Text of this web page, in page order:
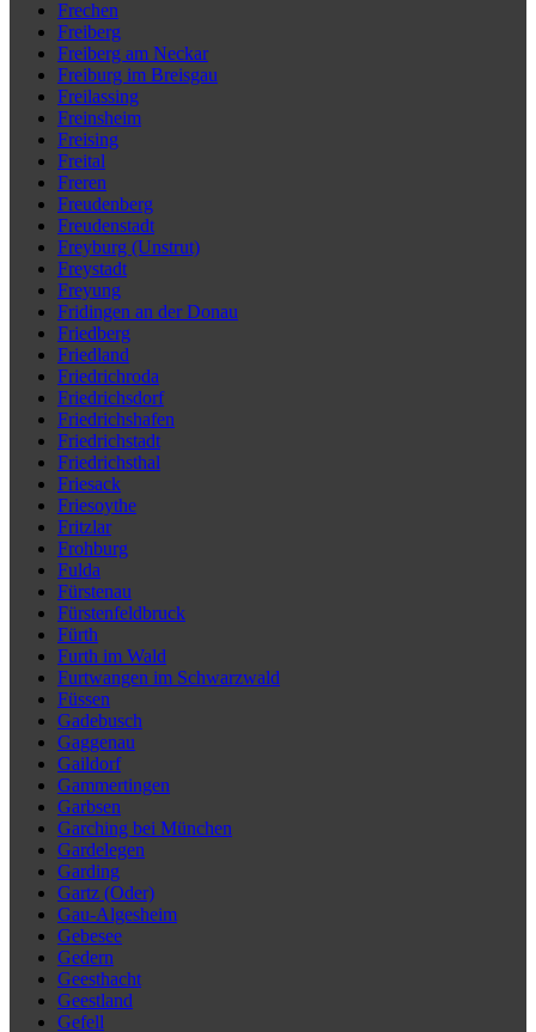
Frechen
Freiberg
Freiberg am Neckar
Freiburg im Breisgau
Freilassing
Freinsheim
Freising
Freital
Freren
Freudenberg
Freudenstadt
Freyburg (Unstrut)
Freystadt
Freyung
Fridingen an der Donau
Friedberg
Friedland
Friedrichroda
Friedrichsdorf
Friedrichshafen
Friedrichstadt
Friedrichsthal
Friesack
Friesoythe
Fritzlar
Frohburg
Fulda
Fürstenau
Fürstenfeldbruck
Fürth
Furth im Wald
Furtwangen im Schwarzwald
Füssen
Gadebusch
Gaggenau
Gaildorf
Gammertingen
Garbsen
Garching bei München
Gardelegen
Garding
Gartz (Oder)
Gau-Algesheim
Gebesee
Gedern
Geesthacht
Geestland
Gefell